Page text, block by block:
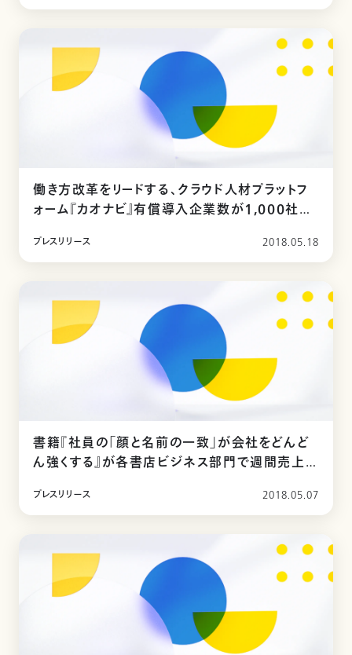
働き方改革をリードする、クラウド人材プラットフ
ォーム『カオナビ』有償導入企業数が1,000社を
プレスリリース 2018.05.18
書籍『社員の「顔と名前の一致」が会社をどんど
ん強くする』が各書店ビジネス部門で週間売上1
プレスリリース 2018.05.07